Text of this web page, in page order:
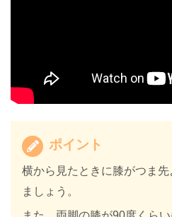
ポイント
横から見たときに膝がつま
ましょう。